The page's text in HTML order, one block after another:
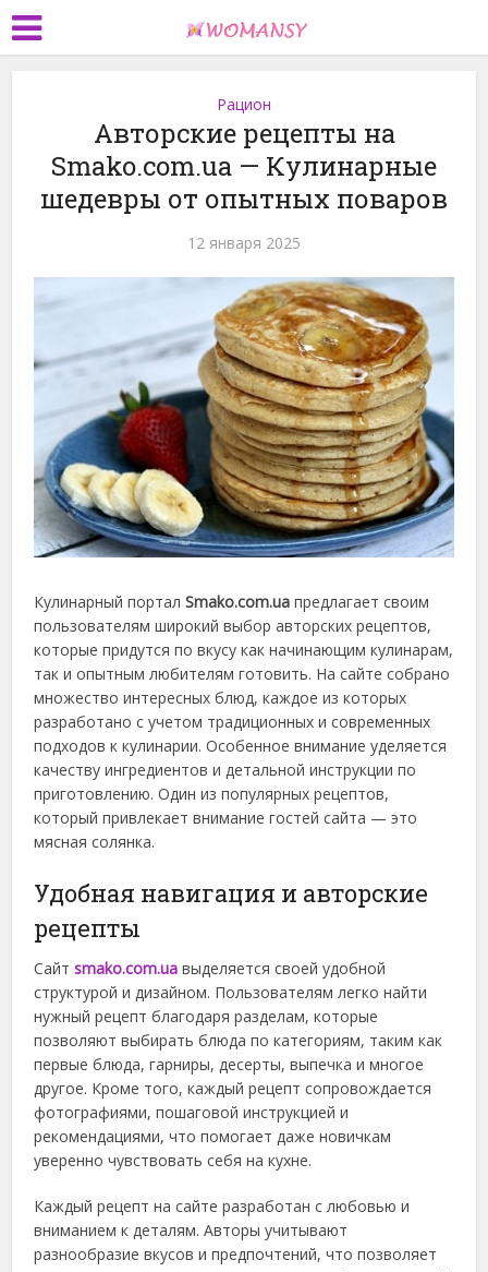
Рацион
Авторские рецепты на
Smako.com.ua — Кулинарные
шедевры от опытных поваров
12 января 2025
Кулинарный порталSmako.com.ua предлагает своим
пользователям широкий выбор авторских рецептов,
которые придутся по вкусу как начинающим кулинарам,
так и опытным любителям готовить. На сайте собрано
множество интересных блюд, каждое из которых
разработано с учетом традиционных и современных
подходов к кулинарии. Особенное внимание уделяется
качеству ингредиентов и детальной инструкции по
приготовлению. Один из популярных рецептов,
который привлекает внимание гостей сайта — это
мясная солянка.
Удобная навигация и авторские
рецепты
Сайтsmako.com.ua выделяется своей удобной
структурой и дизайном. Пользователям легко найти
нужный рецепт благодаря разделам, которые
позволяют выбирать блюда по категориям, таким как
первые блюда, гарниры, десерты, выпечка и многое
другое. Кроме того, каждый рецепт сопровождается
фотографиями, пошаговой инструкцией и
рекомендациями, что помогает даже новичкам
уверенно чувствовать себя на кухне.
Каждый рецепт на сайте разработан с любовью и
вниманием к деталям. Авторы учитывают
разнообразие вкусов и предпочтений, что позволяет